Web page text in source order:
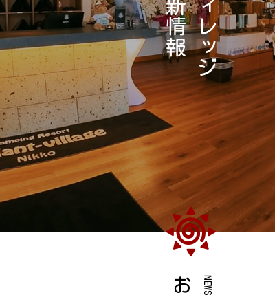
管理棟のご案内
アクティビティ
ィ
レ
ッ
ジ
新
情
報
NEWS